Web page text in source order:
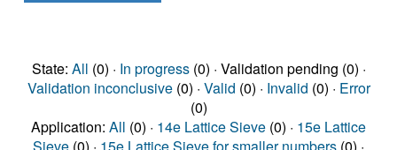
State: All (0) · In progress(0) · Validation pending (0) ·
Validation inconclusive(0) · Valid (0) · Invalid (0) · Error
(0)
Application: All (0) · 14e Lattice Sieve (0) · 15e Lattice